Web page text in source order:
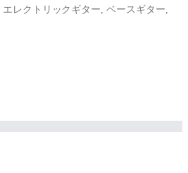
エレクトリックギター,ベースギター,